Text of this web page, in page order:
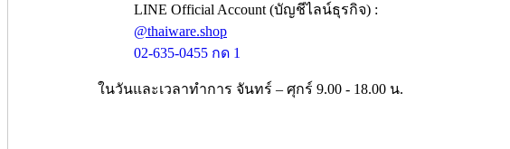
LINE Official Account (บัญชีไลน์ธุรกิจ) :
@thaiware.shop
02-635-0455 กด 1
ในวันและเวลาทำการ จันทร์ – ศุกร์ 9.00 - 18.00 น.